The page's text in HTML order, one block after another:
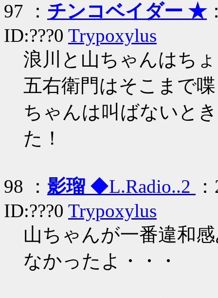
97 ： チンコベイダー ★
ID:???0 Trypoxylus
浪川と山ちゃんはち
五右衛門はそこまで
ちゃんは叫ばないと
た！
98 ： 影瑠 ◆L.Radio..2
ID:???0 Trypoxylus
山ちゃんが一番違和
なかったよ・・・